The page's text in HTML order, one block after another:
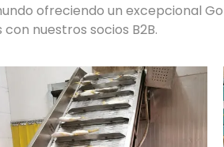
ofreciendo un excepcional
nuestros socios B2B.